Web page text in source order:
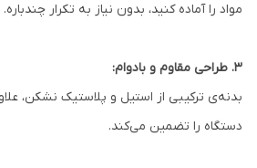
مواد را آماده کنید، بدون نیاز به تکرار چندباره.
۳. طراحی مقاوم و بادوام:
بدنه‌ی ترکیبی از استیل و پلاستیک نشکن،
دستگاه را تضمین می‌کند.